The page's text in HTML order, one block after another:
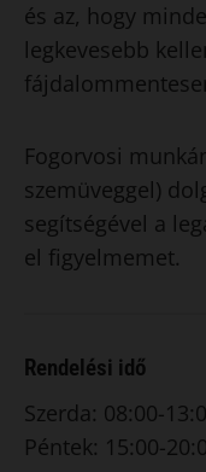
és az, hogy
legkevesebb
Fogorvosi
szemüveggel)
segítségével a
el figyelmemet.
Rendelési idő
Szerda: 08:00-
Péntek: 15:00-